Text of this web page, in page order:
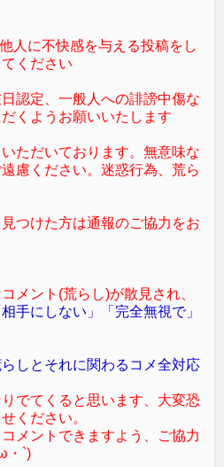
人に不快感を与える投稿をし
ください
認定、一般人への誹謗中傷な
くようお願いいたします
ただいております。無意味な
慮ください。迷惑行為、荒ら
つけた方は通報のご協力をお
メント(荒らし)が散見され、
相手にしない」「完全無視で」
しとそれに関わるコメ全対応
でてくると思います、大変恐
ください。
メントできますよう、ご協力
・`)